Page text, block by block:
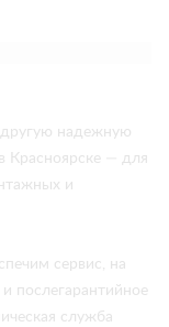
другую надежную
Красноярске — для
и
сервис, на
послегарантийное
служба